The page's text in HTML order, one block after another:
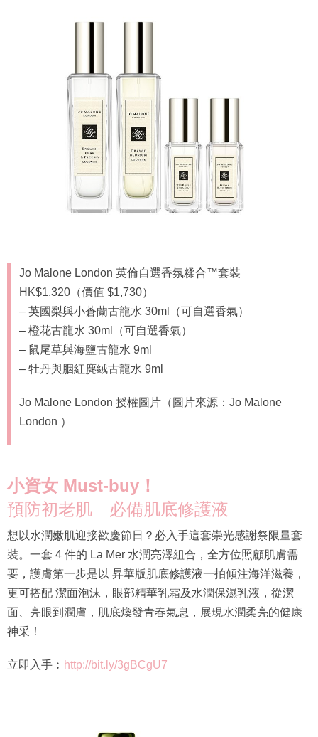
Jo Malone London 英倫自選香氛糅合™套裝
HK$1,320（價值 $1,730）
– 英國梨與小蒼蘭古龍水 30ml（可自選香氣）
– 橙花古龍水 30ml（可自選香氣）
– 鼠尾草與海鹽古龍水 9ml
– 牡丹與胭紅麂絨古龍水 9ml
Jo Malone London 授權圖片（圖片來源：Jo Malone
London ）
小資女 Must-buy ！
預防初老肌 必備肌底修護液
想以水潤嫩肌迎接歡慶節日？必入手這套崇光感謝祭限量套
裝。一套 4 件的 La Mer 水潤亮澤組合，全方位照顧肌膚需
要，護膚第一步是以 昇華版肌底修護液一拍傾注海洋滋養，
更可搭配 潔面泡沫，眼部精華乳霜及水潤保濕乳液，從潔
面、亮眼到潤膚，肌底煥發青春氣息，展現水潤柔亮的健康
神采！
立即入手︰ http://bit.ly/3gBCgU7